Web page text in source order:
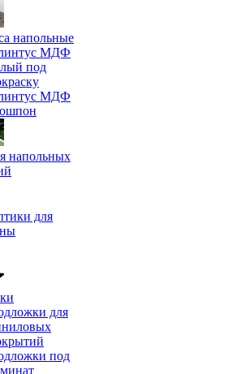
напольные
МДФ
под
МДФ
напольных
для
для
под